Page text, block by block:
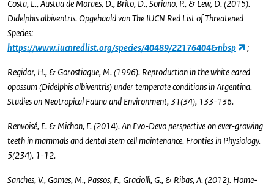
Costa, L., Austua de Moraes, D., Brito, D., Soriano, P., & Lew, D. (2015).
Didelphis albiventris. Opgehaald van The IUCN Red List of Threatened
Species:
https://www.iucnredlist.org/species/40489/22176404&nbsp
;
Regidor, H., & Gorostiague, M. (1996). Reproduction in the white eared
opossum (Didelphis albiventris) under temperate conditions in Argentina.
Studies on Neotropical Fauna and Environment, 31(34), 133-136.
Renvoisé, E. & Michon, F. (2014). An Evo-Devo perspective on ever-growing
teeth in mammals and dental stem cell maintenance. Fronties in Physiology.
5(234). 1-12.
Sanches, V., Gomes, M., Passos, F., Graciolli, G., & Ribas, A. (2012). Home-